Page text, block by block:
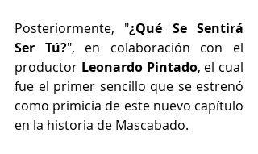
Posteriormente, "¿Qué Se Sentirá
Ser Tú?", en colaboración con el
productor Leonardo Pintado, el cual
fue el primer sencillo que se estrenó
como primicia de este nuevo capítulo
en la historia de Mascabado.